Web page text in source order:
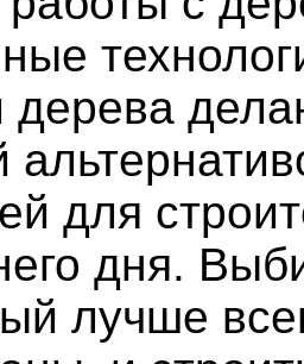
дерева
для
дня.
лучше